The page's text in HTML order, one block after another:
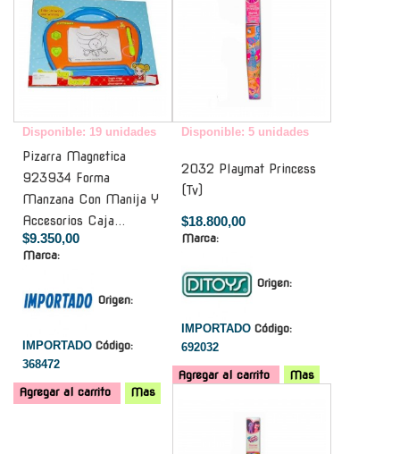
Disponible: 19 unidades
Pizarra Magnetica
923934 Forma
Manzana Con Manija Y
Accesorios Caja...
$9.350,00
Marca:
Origen:
IMPORTADO Código:
368472
Agregar al carrito Mas
Disponible: 5 unidades
2032 Playmat Princess
(Tv)
$18.800,00
Marca:
Origen:
IMPORTADO Código:
692032
Agregar al carrito
Mas